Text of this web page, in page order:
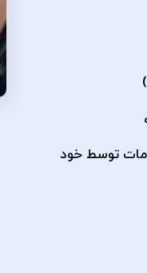
توسط خود